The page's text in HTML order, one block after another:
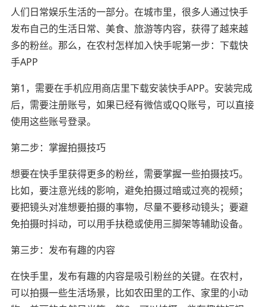
人们日常娱乐生活的一部分。在城市里，很多人通过快手
发布自己的生活日常、美食、旅游等内容，获得了越来越
多的粉丝。那么，在农村怎样加入快手呢第一步：下载快
手APP
第1，需要在手机应用商店里下载安装快手APP。安装完成
后，需要注册账号，如果已经有微信或QQ账号，可以直接
使用这些账号登录。
第二步：掌握拍摄技巧
想要在快手里获得更多的粉丝，需要掌握一些拍摄技巧。
比如，要注意光线的影响，避免拍摄过暗或过亮的视频；
要把镜头对准想要拍摄的事物，尽量不要移动镜头；要避
免拍摄时抖动，可以用手扶稳或使用三脚架等辅助设备。
第三步：发布有趣的内容
在快手里，发布有趣的内容是吸引粉丝的关键。在农村，
可以拍摄一些生活场景，比如农田里的工作、家里的小动